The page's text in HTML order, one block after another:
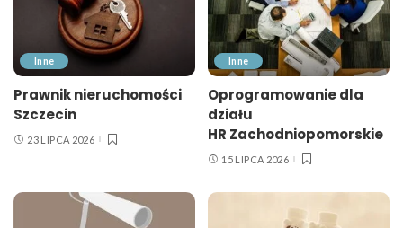
Inne
Prawnik nieruchomości
Szczecin
23 LIPCA 2026
Inne
Oprogramowanie dla
działu
HR Zachodniopomorskie
15 LIPCA 2026